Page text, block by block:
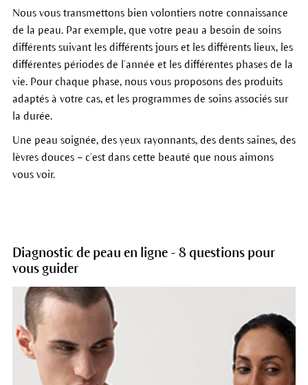
Nous vous transmettons bien volontiers notre connaissance
de la peau. Par exemple, que votre peau a besoin de soins
différents suivant les différents jours et les différents lieux, les
différentes périodes de l’année et les différentes phases de la
vie. Pour chaque phase, nous vous proposons des produits
adaptés à votre cas, et les programmes de soins associés sur
la durée.
Une peau soignée, des yeux rayonnants, des dents saines, des
lèvres douces – c’est dans cette beauté que nous aimons
vous voir.
Diagnostic de peau en ligne - 8 questions pour
vous guider